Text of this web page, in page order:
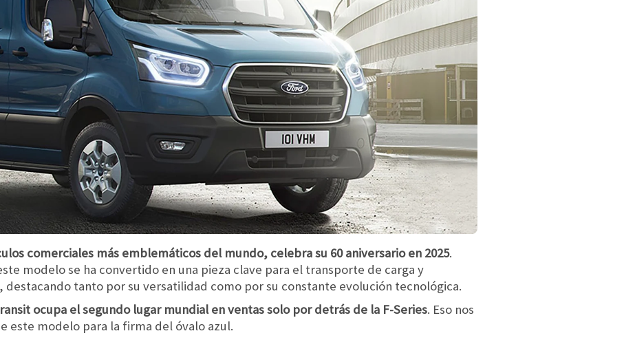
comerciales más emblemáticos del mundo, celebra su 60 aniversario en 2025.
modelo se ha convertido en una pieza clave para el transporte de carga y
destacando tanto por su versatilidad como por su constante evolución tecnológica.
ocupa el segundo lugar mundial en ventas solo por detrás de la F-Series. Eso nos
este modelo para la firma del óvalo azul.